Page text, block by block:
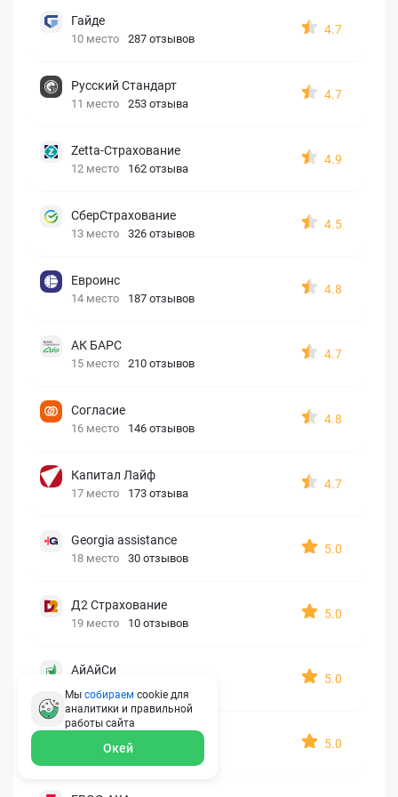
Гайде
10 место 287 отзывов
4.7
Русский Стандарт
11 место 253 отзыва
4.7
Zetta-Страхование
12 место 162 отзыва
4.9
СберСтрахование
13 место 326 отзывов
4.5
Евроинс
14 место 187 отзывов
4.8
АК БАРС
15 место 210 отзывов
4.7
Согласие
16 место 146 отзывов
4.8
Капитал Лайф
17 место 173 отзыва
4.7
Georgia assistance
18 место 30 отзывов
5.0
Д2 Страхование
19 место 10 отзывов
5.0
АйАйСи
20 место 7 отзывов
5.0
OxySport
21 место 6 отзывов
5.0
Мы собираем cookie для
аналитики и правильной
работы сайта
Окей